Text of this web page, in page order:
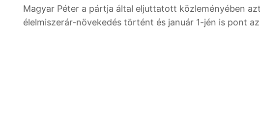
Magyar Péter a pártja által eljuttatott közleményében
élelmiszerár-növekedés történt és január 1-jén is pont